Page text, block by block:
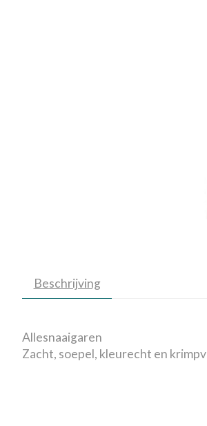
Beschrijving
Allesnaaigaren
Zacht, soepel, kleurecht en